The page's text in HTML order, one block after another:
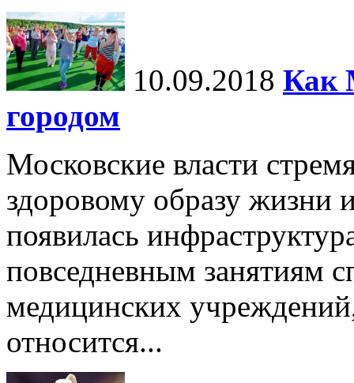
10.09.2018 Как
городом
Московские власти
здоровому образу жизни
появилась
повседневным занятиям
медицинских
относится...